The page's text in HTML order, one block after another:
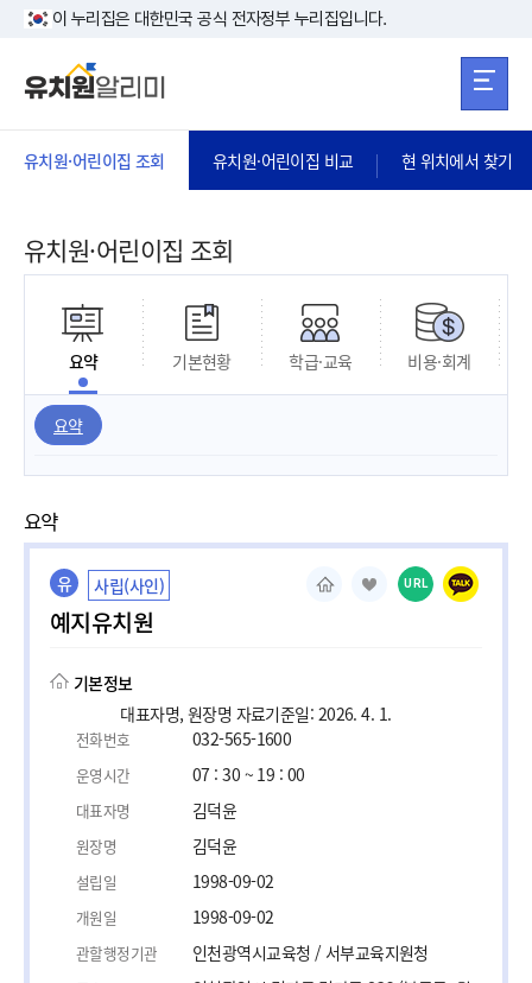
본문 바로가기
이 누리집은 대한민국 공식 전자정부 누리집입니다.
유치원·어린이집 조회 유치원·어린이집 비교 현 위치에서 찾기
유치원·어린이집 조회
요약 기본현황 학급·교육 비용·회계
요약
요약
유 사립(사인)
예지유치원
URL
기본정보
대표자명, 원장명 자료기준일: 2026. 4. 1.
전화번호 032-565-1600
운영시간 07 : 30 ~ 19 : 00
대표자명 김덕윤
원장명 김덕윤
설립일 1998-09-02
개원일 1998-09-02
관할행정기관 인천광역시교육청 / 서부교육지원청